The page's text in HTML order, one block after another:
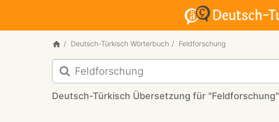
Deutsch-Türkisch Wörterbuch Feldforschung
Deutsch-
Türkisch
Übersetzung
für
Deutsch-Türkisch Übersetzung für "Feldforschung"